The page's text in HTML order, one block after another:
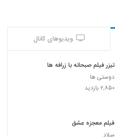
ویدیوهای کانال
تیزر فیلم صبحانه با زرافه ها
دوستی ها
۲,۸۵۰ بازدید
فیلم معجزه عشق
میلاد